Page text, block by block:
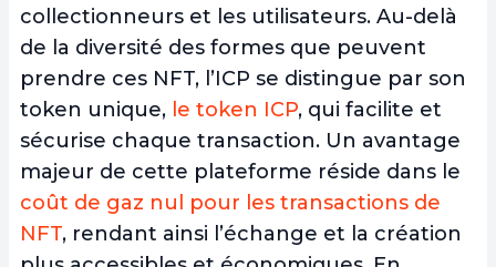
collectionneurs et les utilisateurs. Au-delà
de la diversité des formes que peuvent
prendre ces NFT, l’ICP se distingue par son
token unique, le token ICP, qui facilite et
sécurise chaque transaction. Un avantage
majeur de cette plateforme réside dans le
coût de gaz nul pour les transactions de
NFT, rendant ainsi l’échange et la création